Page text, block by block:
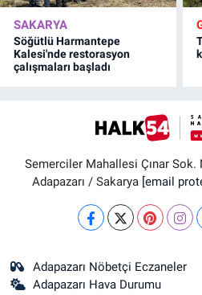
SAKARYA
Söğütlü Harmantepe
Kalesi'nde restorasyon
çalışmaları başladı
Semerciler Mahallesi Çınar
Adapazarı / Sakarya [email
Adapazarı Nöbetçi Eczaneler
Adapazarı Hava Durumu